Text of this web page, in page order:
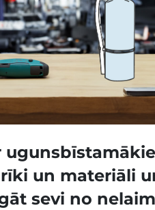
ugunsbīstamākie
un materiāli
sevi no